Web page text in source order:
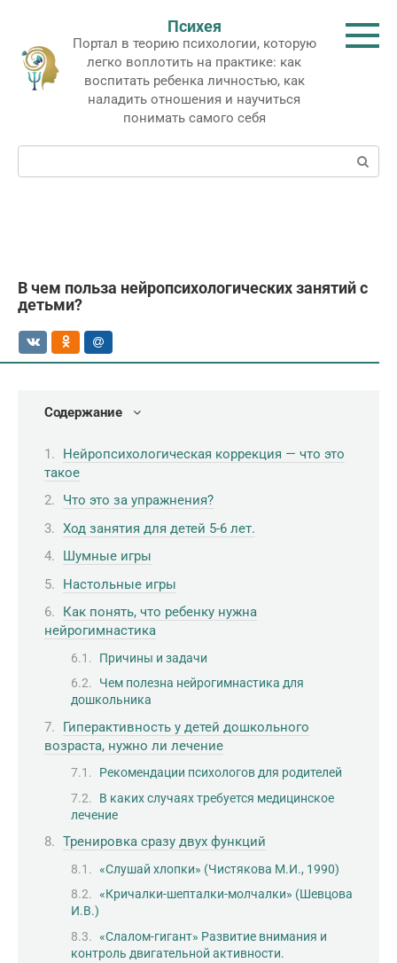
контенту
Психея
Портал в теорию психологии, которую
легко воплотить на практике: как
воспитать ребенка личностью, как
наладить отношения и научиться
понимать самого себя
Поиск:
В чем польза нейропсихологических занятий с
детьми?
Содержание
Нейропсихологическая коррекция — что это
такое
Что это за упражнения?
Ход занятия для детей 5-6 лет.
Шумные игры
Настольные игры
Как понять, что ребенку нужна
нейрогимнастика
Причины и задачи
Чем полезна нейрогимнастика для
дошкольника
Гиперактивность у детей дошкольного
возраста, нужно ли лечение
Рекомендации психологов для родителей
В каких случаях требуется медицинское
лечение
Тренировка сразу двух функций
«Слушай хлопки» (Чистякова М.И., 1990)
«Кричалки-шепталки-молчалки» (Шевцова
И.В.)
«Слалом-гигант» Развитие внимания и
контроль двигательной активности.